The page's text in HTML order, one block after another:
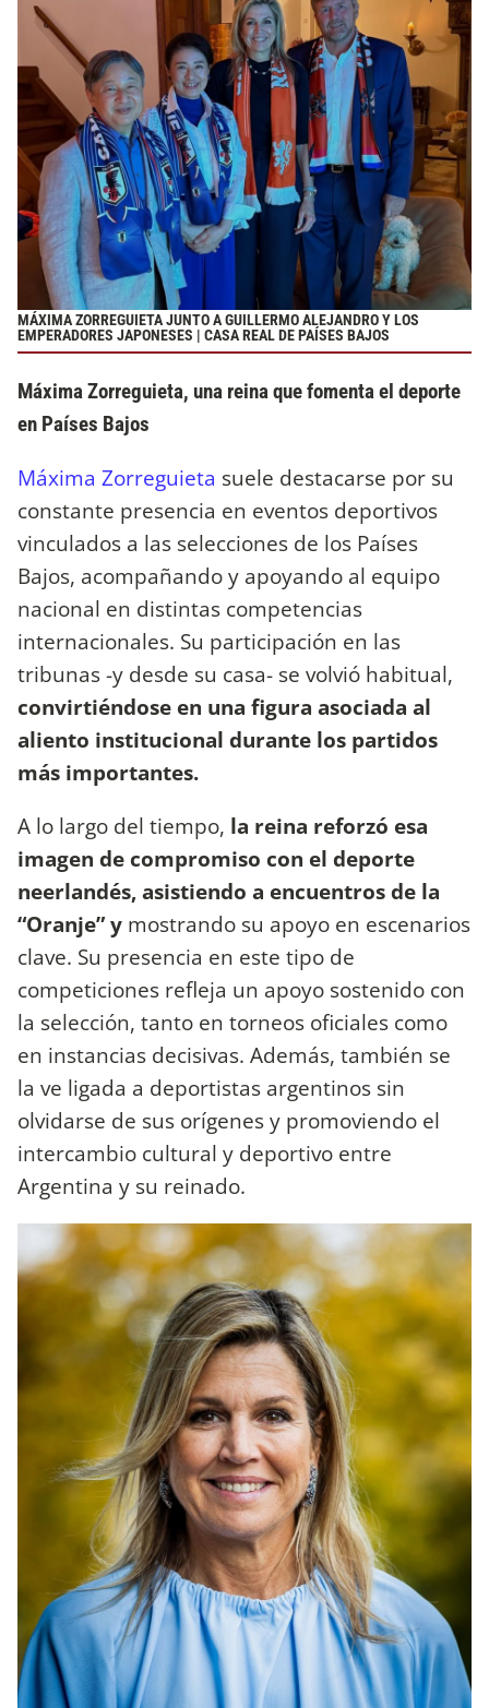
MÁXIMA ZORREGUIETA JUNTO A GUILLERMO ALEJANDRO Y LOS
EMPERADORES JAPONESES | CASA REAL DE PAÍSES BAJOS
Máxima Zorreguieta, una reina que fomenta el deporte
en Países Bajos
Máxima Zorreguieta suele destacarse por su
constante presencia en eventos deportivos
vinculados a las selecciones de los Países
Bajos, acompañando y apoyando al equipo
nacional en distintas competencias
internacionales. Su participación en las
tribunas -y desde su casa- se volvió habitual,
convirtiéndose en una figura asociada al
aliento institucional durante los partidos
más importantes.
A lo largo del tiempo, la reina reforzó esa
imagen de compromiso con el deporte
neerlandés, asistiendo a encuentros de la
“Oranje” y mostrando su apoyo en escenarios
clave. Su presencia en este tipo de
competiciones refleja un apoyo sostenido con
la selección, tanto en torneos oficiales como
en instancias decisivas. Además, también se
la ve ligada a deportistas argentinos sin
olvidarse de sus orígenes y promoviendo el
intercambio cultural y deportivo entre
Argentina y su reinado.